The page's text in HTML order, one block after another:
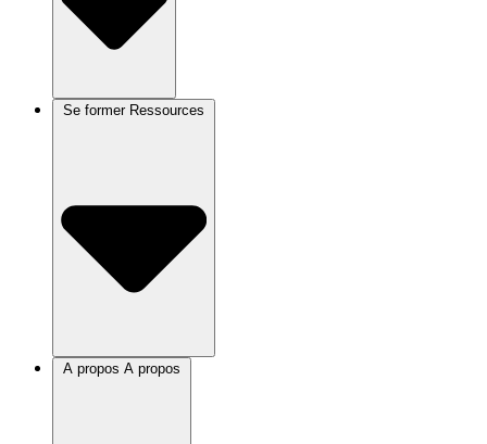
Se former
A propos